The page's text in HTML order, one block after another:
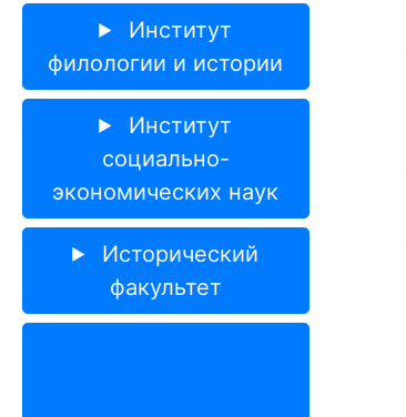
Институт
филологии и истории
Институт
социально-
экономических наук
Исторический
факультет